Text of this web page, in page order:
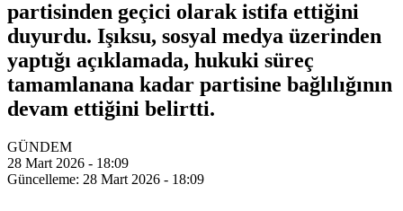
partisinden geçici olarak istifa ettiğini
duyurdu. Işıksu, sosyal medya üzerinden
yaptığı açıklamada, hukuki süreç
tamamlanana kadar partisine bağlılığının
devam ettiğini belirtti.
GÜNDEM
28 Mart 2026 - 18:09
Güncelleme: 28 Mart 2026 - 18:09